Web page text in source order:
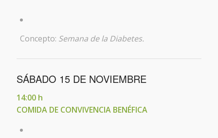
Concepto: Semana de la Diabetes.
SÁBADO 15 DE NOVIEMBRE
14:00 h
COMIDA DE CONVIVENCIA BENÉFICA